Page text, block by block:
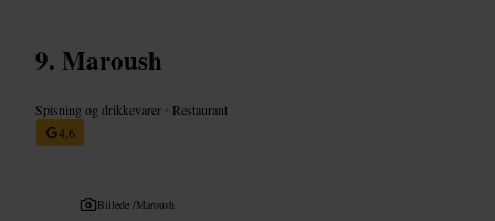
Maroush
Spisning og drikkevarer • Restaurant
4,6
Billede /Maroush